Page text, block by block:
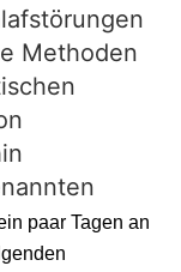
Methoden
paar Tagen an